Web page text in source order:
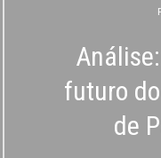
futuro
de